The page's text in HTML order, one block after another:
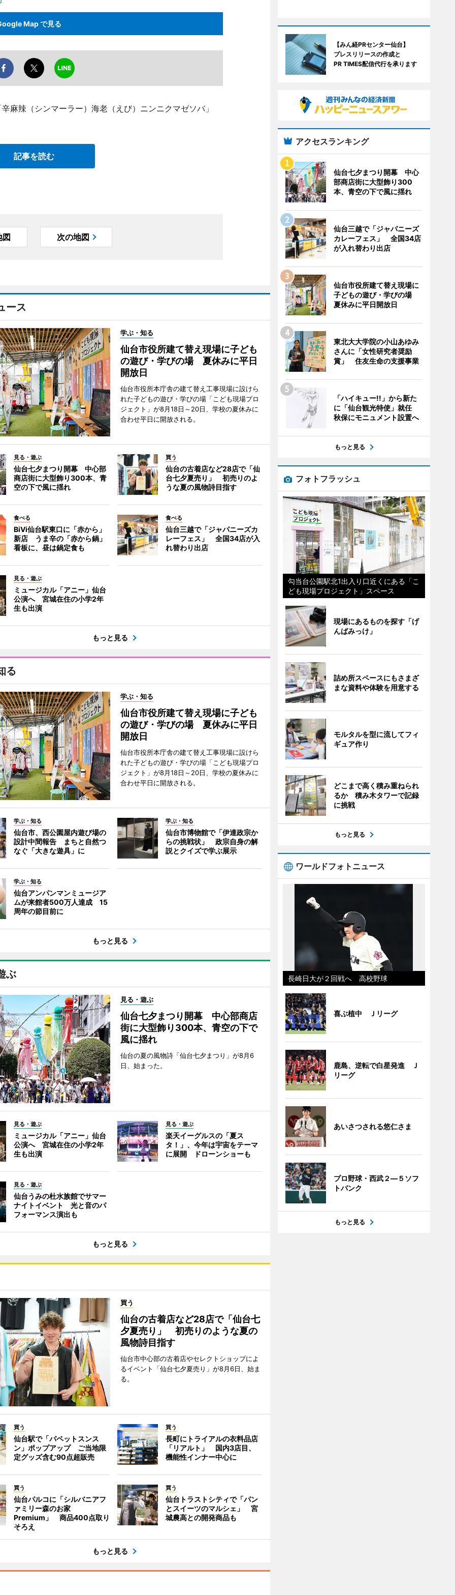
Map で見る
麻辣（シンマーラー）海老（えび）ニンニクマゼソバ」
記事を読む
図 次の地図
ース
学ぶ・知る
仙台市役所建て替え現場に子ども
の遊び・学びの場 夏休みに平日
開放日
仙台市役所本庁舎の建て替え工事現場に設けら
れた子どもの遊び・学びの場「こども現場プロ
ジェクト」が8月18日～20日、学校の夏休みに
合わせ平日に開放される。
見る・遊ぶ
仙台七夕まつり開幕 中心部
商店街に大型飾り300本、青
空の下で風に揺れ
買う
仙台の古着店など28店で「仙
台七夕夏売り」 初売りのよ
うな夏の風物詩目指す
食べる
BiVi仙台駅東口に「赤から」
新店 うま辛の「赤から鍋」
看板に、昼は鍋定食も
食べる
仙台三越で「ジャパニーズカ
レーフェス」 全国34店が入
れ替わり出店
見る・遊ぶ
ミュージカル「アニー」仙台
公演へ 宮城在住の小学2年
生も出演
もっと見る
る
学ぶ・知る
仙台市役所建て替え現場に子ども
の遊び・学びの場 夏休みに平日
開放日
仙台市役所本庁舎の建て替え工事現場に設けら
れた子どもの遊び・学びの場「こども現場プロ
ジェクト」が8月18日～20日、学校の夏休みに
合わせ平日に開放される。
学ぶ・知る
仙台市、西公園屋内遊び場の
設計中間報告 まちと自然つ
なぐ「大きな遊具」に
学ぶ・知る
仙台市博物館で「伊達政宗か
らの挑戦状」 政宗自身の解
説とクイズで学ぶ展示
学ぶ・知る
仙台アンパンマンミュージア
ムが来館者500万人達成 15
周年の節目前に
もっと見る
ぶ
見る・遊ぶ
仙台七夕まつり開幕 中心部商店
街に大型飾り300本、青空の下で
風に揺れ
仙台の夏の風物詩「仙台七夕まつり」が8月6
日、始まった。
見る・遊ぶ
ミュージカル「アニー」仙台
公演へ 宮城在住の小学2年
生も出演
見る・遊ぶ
楽天イーグルスの「夏ス
タ！」、今年は宇宙をテーマ
に展開 ドローンショーも
見る・遊ぶ
仙台うみの杜水族館でサマー
ナイトイベント 光と音のパ
フォーマンス演出も
もっと見る
買う
仙台の古着店など28店で「仙台七
夕夏売り」 初売りのような夏の
風物詩目指す
仙台市中心部の古着店やセレクトショップによ
るイベント「仙台七夕夏売り」が8月6日、始ま
る。
買う
仙台駅で「パペットスンス
ン」ポップアップ ご当地限
定グッズ含む90点超販売
買う
長町にトライアルの衣料品店
「リアルト」 国内3店目、
機能性インナー中心に
買う
仙台パルコに「シルバニアフ
ァミリー森のお家
Premium」 商品400点取り
そろえ
買う
仙台トラストシティで「パン
とスイーツのマルシェ」 宮
城農高との開発商品も
もっと見る
【みん経PRセンター仙台】
プレスリリースの作成と
PR TIMES配信代行を承ります
アクセスランキング
仙台七夕まつり開幕 中心
部商店街に大型飾り300
本、青空の下で風に揺れ
仙台三越で「ジャパニーズ
カレーフェス」 全国34店
が入れ替わり出店
仙台市役所建て替え現場に
子どもの遊び・学びの場
夏休みに平日開放日
東北大大学院の小山あゆみ
さんに「女性研究者奨励
賞」 住友生命の支援事業
「ハイキュー!!」から新た
に「仙台観光特使」就任
秋保にモニュメント設置へ
もっと見る
フォトフラッシュ
勾当台公園駅北1出入り口近くにある「こ
ども現場プロジェクト」スペース
現場にあるものを探す「げ
んばみっけ」
詰め所スペースにもさまざ
まな資料や体験を用意する
モルタルを型に流してフィ
ギュア作り
どこまで高く積み重ねられ
るか 積み木タワーで記録
に挑戦
もっと見る
ワールドフォトニュース
長崎日大が２回戦へ 高校野球
喜ぶ植中 Ｊリーグ
鹿島、逆転で白星発進 Ｊ
リーグ
あいさつされる悠仁さま
プロ野球・西武２―５ソフ
トバンク
もっと見る